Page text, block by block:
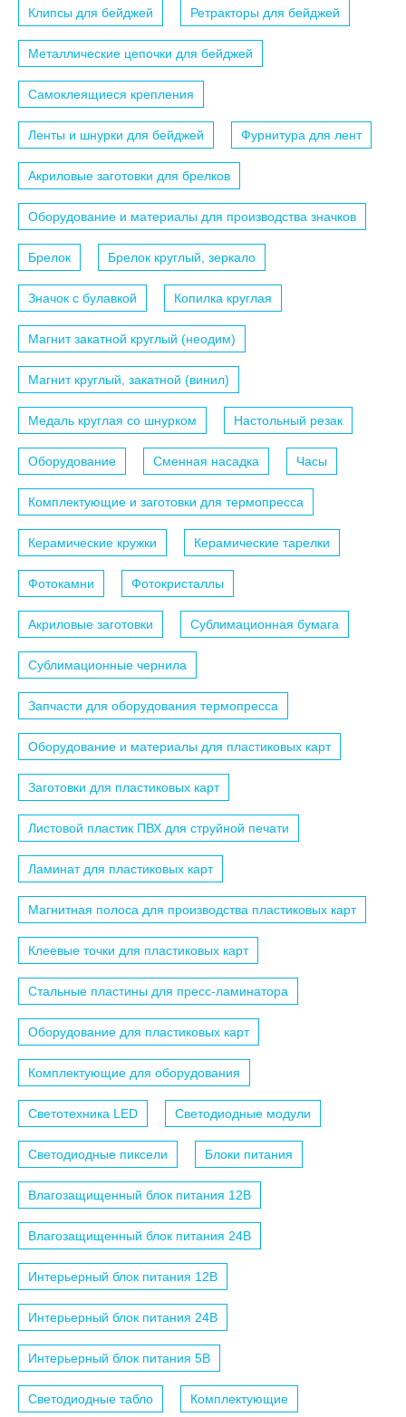
Клипсы для бейджей Ретракторы для бейджей
Металлические цепочки для бейджей
Самоклеящиеся крепления
Ленты и шнурки для бейджей Фурнитура для лент
Акриловые заготовки для брелков
Оборудование и материалы для производства значков
Брелок Брелок круглый, зеркало
Значок с булавкой Копилка круглая
Магнит закатной круглый (неодим)
Магнит круглый, закатной (винил)
Медаль круглая со шнурком Настольный резак
Оборудование Сменная насадка Часы
Комплектующие и заготовки для термопресса
Керамические кружки Керамические тарелки
Фотокамни Фотокристаллы
Акриловые заготовки Сублимационная бумага
Сублимационные чернила
Запчасти для оборудования термопресса
Оборудование и материалы для пластиковых карт
Заготовки для пластиковых карт
Листовой пластик ПВХ для струйной печати
Ламинат для пластиковых карт
Магнитная полоса для производства пластиковых карт
Клеевые точки для пластиковых карт
Стальные пластины для пресс-ламинатора
Оборудование для пластиковых карт
Комплектующие для оборудования
Светотехника LED Светодиодные модули
Светодиодные пиксели Блоки питания
Влагозащищенный блок питания 12B
Влагозащищенный блок питания 24B
Интерьерный блок питания 12B
Интерьерный блок питания 24B
Интерьерный блок питания 5B
Светодиодные табло Комплектующие